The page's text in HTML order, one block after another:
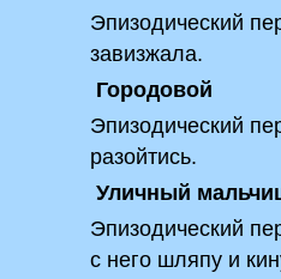
Эпизодический
завизжала.
Городовой
Эпизодический
разойтись.
Уличный
Эпизодический
с него шляпу и